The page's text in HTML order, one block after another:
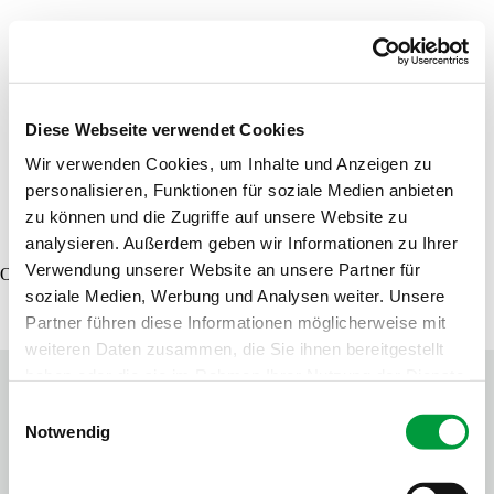
Diese Webseite verwendet Cookies
Wir verwenden Cookies, um Inhalte und Anzeigen zu
personalisieren, Funktionen für soziale Medien anbieten
zu können und die Zugriffe auf unsere Website zu
analysieren. Außerdem geben wir Informationen zu Ihrer
Verwendung unserer Website an unsere Partner für
soziale Medien, Werbung und Analysen weiter. Unsere
Partner führen diese Informationen möglicherweise mit
weiteren Daten zusammen, die Sie ihnen bereitgestellt
Notwendig
Händler finden
Produktsuche
Musterbestellung
DE EN FR
Oops, an error occurred! Code: 20260806214856421db8ab